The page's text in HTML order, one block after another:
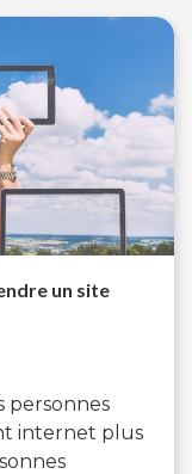
un site
personnes
internet plus